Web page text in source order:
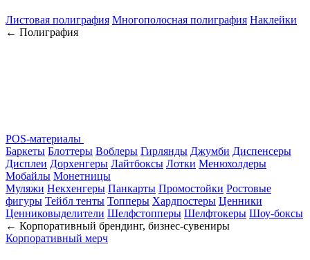
Листовая полиграфия Многополосная полиграфия Наклейки
← Полиграфия
POS-материалы
Баркеты Блоттеры Воблеры Гирлянды Джумби Диспенсеры
Дисплеи Дорхенгеры Лайтбоксы Лотки Менюхолдеры
Мобайлы Монетницы
Муляжи Некхенгеры Панкарты Промостойки Ростовые
фигуры Тейбл тенты Топперы Хардпостеры Ценники
Ценниковыделители Шелфстопперы Шелфтокеры Шоу-боксы
← Корпоративный брендинг, бизнес-сувениры
Корпоративный мерч